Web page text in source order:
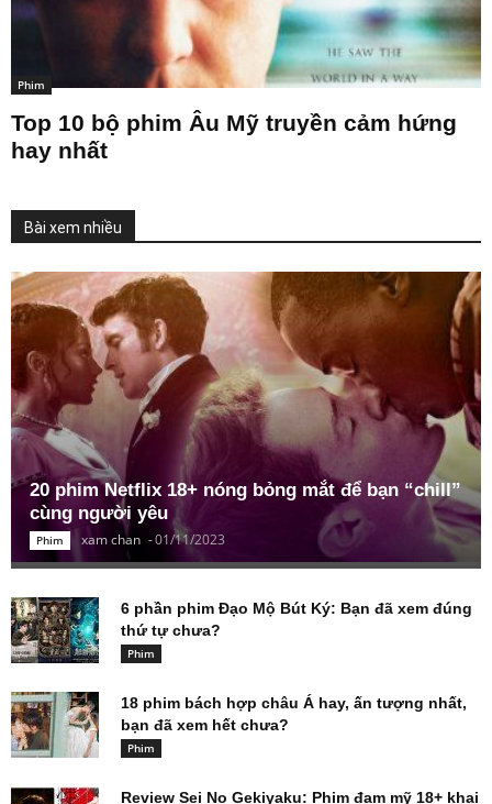
Phim
Top 10 bộ phim Âu Mỹ truyền cảm hứng
hay nhất
Bài xem nhiều
20 phim Netflix 18+ nóng bỏng mắt để bạn “chill”
cùng người yêu
Phim xam chan -01/11/2023
6 phần phim Đạo Mộ Bút Ký: Bạn đã xem đúng
thứ tự chưa?
Phim
18 phim bách hợp châu Á hay, ấn tượng nhất,
bạn đã xem hết chưa?
Phim
Review Sei No Gekiyaku: Phim đam mỹ 18+ khai